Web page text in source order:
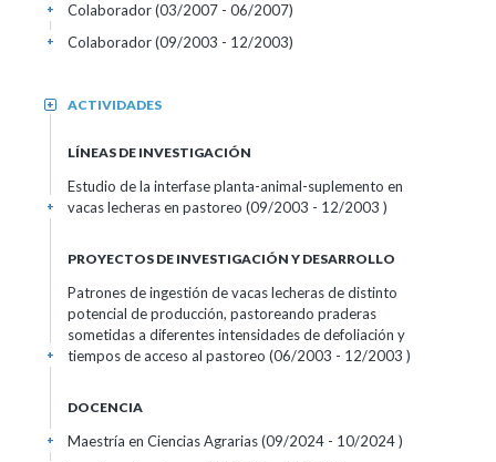
Colaborador (03/2007 - 06/2007)
+
Colaborador (09/2003 - 12/2003)
+
ACTIVIDADES
+
LÍNEAS DE INVESTIGACIÓN
Estudio de la interfase planta-animal-suplemento en
vacas lecheras en pastoreo (09/2003 - 12/2003 )
+
PROYECTOS DE INVESTIGACIÓN Y DESARROLLO
Patrones de ingestión de vacas lecheras de distinto
potencial de producción, pastoreando praderas
sometidas a diferentes intensidades de defoliación y
tiempos de acceso al pastoreo (06/2003 - 12/2003 )
+
DOCENCIA
Maestría en Ciencias Agrarias (09/2024 - 10/2024 )
+